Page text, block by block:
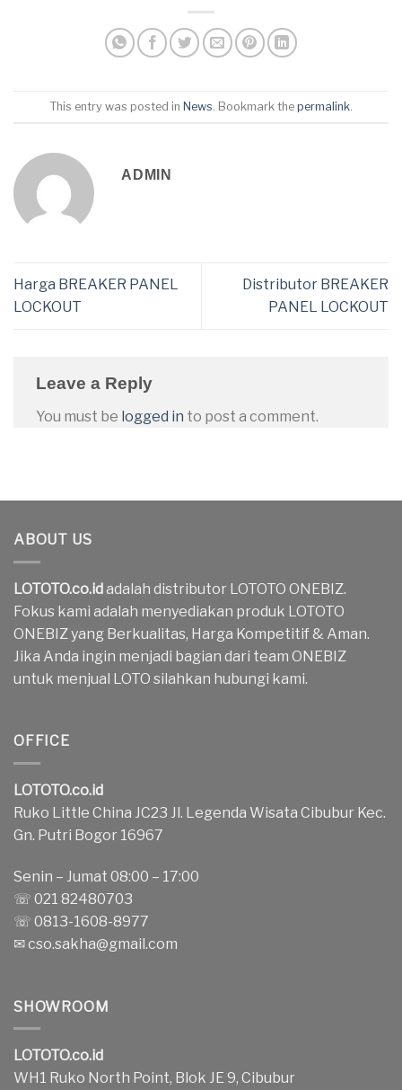
This entry was posted in News . Bookmark the permalink
ADMIN
Harga BREAKER PANEL
LOCKOUT
Distributor BREAKER
PANEL LOCKOUT
Leave a Reply
You must be logged in to post a comment.
ABOUT US
LOTOTO.co.idadalah distributor LOTOTO ONEBIZ.
Fokus kami adalah menyediakan produk LOTOTO
ONEBIZ yang Berkualitas, Harga Kompetitif & Aman.
Jika Anda ingin menjadi bagian dari team ONEBIZ
untuk menjual LOTO silahkan hubungi kami.
OFFICE
LOTOTO.co.id
Ruko Little China JC23 Jl. Legenda Wisata Cibubur Kec.
Gn. Putri Bogor 16967
Senin – Jumat 08:00 – 17:00
☏ 021 82480703
☏ 0813-1608-8977
✉cso.sakha@gmail.com
SHOWROOM
LOTOTO.co.id
WH1 Ruko North Point, Blok JE 9, Cibubur